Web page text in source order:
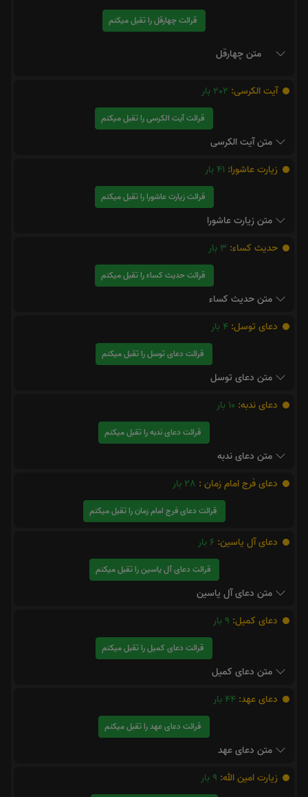
قرائت چهارقل را تقبل میکنم
متن چهارقل
آیت الکرسی: 202 بار
قرائت آیت الکرسی را تقبل میکنم
متن آیت الکرسی
زیارت عاشورا: 41 بار
قرائت زیارت عاشورا را تقبل میکنم
متن زیارت عاشورا
حدیث کساء: 3 بار
قرائت حدیث کساء را تقبل میکنم
متن حدیث کساء
دعای توسل: 4 بار
قرائت دعای توسل را تقبل میکنم
متن دعای توسل
دعای ندبه: 10 بار
قرائت دعای ندبه را تقبل میکنم
متن دعای ندبه
دعای فرج امام زمان : 28 بار
قرائت دعای فرج امام زمان را تقبل میکنم
دعای آل یاسین: 6 بار
قرائت دعای آل یاسین را تقبل میکنم
متن دعای آل یاسین
دعای کمیل: 9بار
قرائت دعای کمیل را تقبل میکنم
متن دعای کمیل
دعای عهد: 44 بار
قرائت دعای عهد را تقبل میکنم
متن دعای عهد
زیارت امین الله: 9بار